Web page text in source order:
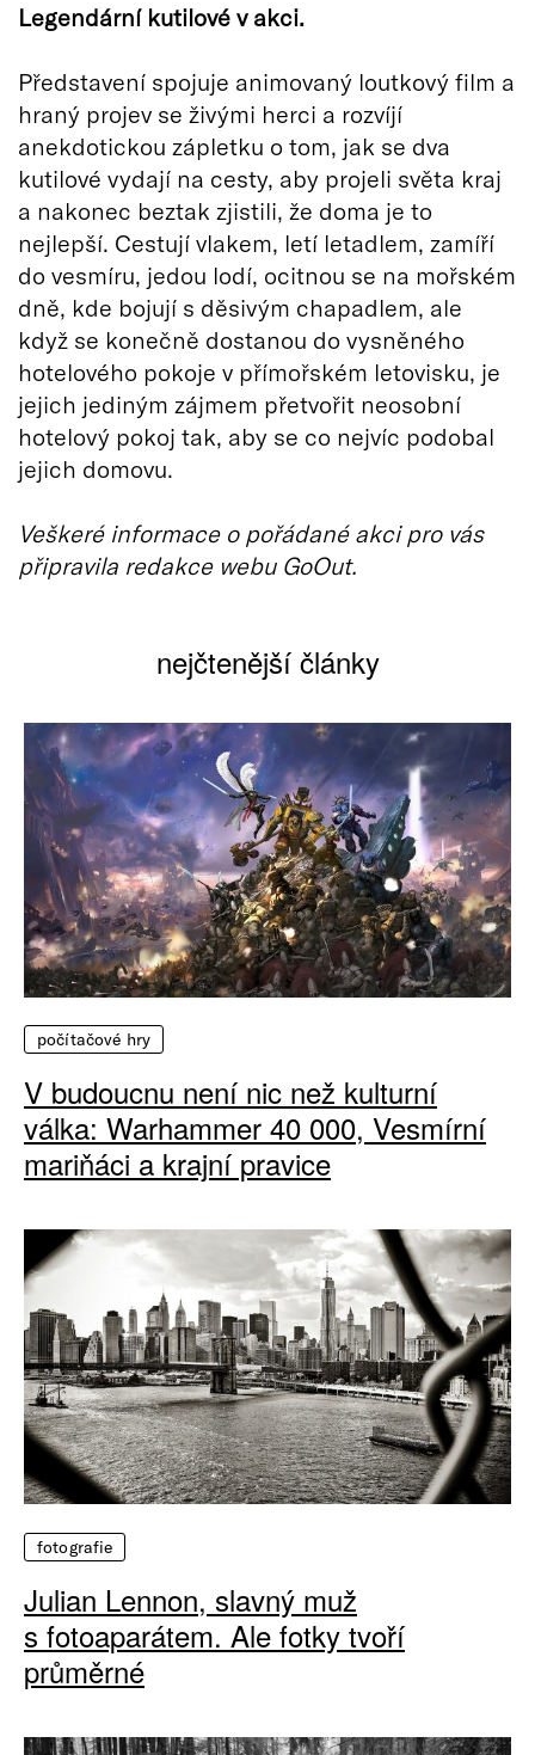
Legendární kutilové v akci.
Představení spojuje animovaný loutkový film a
hraný projev se živými herci a rozvíjí
anekdotickou zápletku o tom, jak se dva
kutilové vydají na cesty, aby projeli světa kraj
a nakonec beztak zjistili, že doma je to
nejlepší. Cestují vlakem, letí letadlem, zamíří
do vesmíru, jedou lodí, ocitnou se na mořském
dně, kde bojují s děsivým chapadlem, ale
když se konečně dostanou do vysněného
hotelového pokoje v přímořském letovisku, je
jejich jediným zájmem přetvořit neosobní
hotelový pokoj tak, aby se co nejvíc podobal
jejich domovu.
Veškeré informace o pořádané akci pro vás
připravila redakce webu GoOut.
nejčtenější články
počítačové hry
V budoucnu není nic než kulturní
válka: Warhammer 40 000, Vesmírní
mariňáci a krajní pravice
fotografie
Julian Lennon, slavný muž
s fotoaparátem. Ale fotky tvoří
průměrné